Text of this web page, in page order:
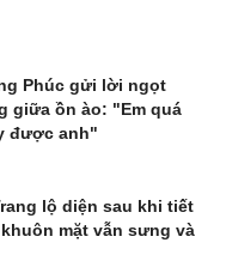
Phúc gửi lời ngọt
giữa ồn ào: "Em quá
được anh"
lộ diện sau khi tiết
mặt vẫn sưng và